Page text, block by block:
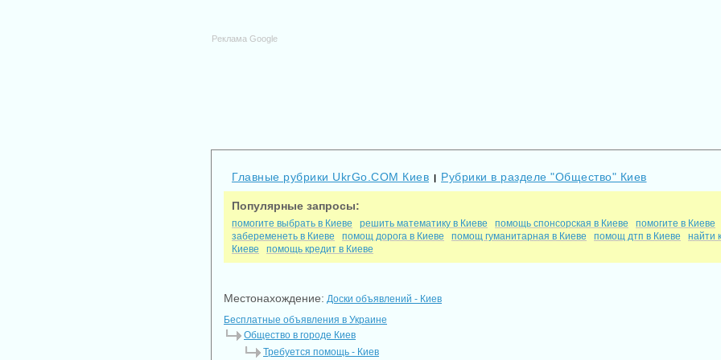
Реклама Google
Главные рубрики UkrGo.COM Киев | Рубрики в разделе "Общество" Киев
Популярные запросы:
помогите выбрать в Киеве решить математику в Киеве помощь спонсорская в Киеве помогите в Киеве
забеременеть в Киеве
помощ дорога в Киеве помощ гуманитарная в Киеве помощ дтп в Киеве
найти
Киеве
помощь кредит в Киеве
Местонахождение: Доски объявлений - Киев
Бесплатные объявления в Украине
Общество в городе Киев
Требуется помощь - Киев